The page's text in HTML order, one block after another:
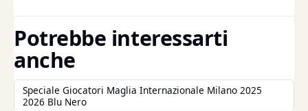
Potrebbe interessarti
anche
Speciale Giocatori Maglia Internazionale Milano 2025
2026 Blu Nero